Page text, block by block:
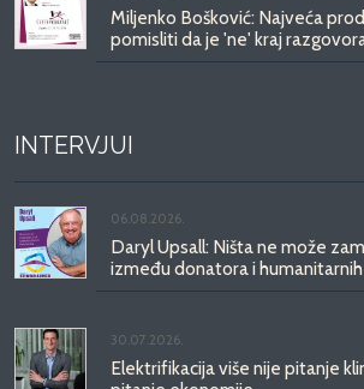
Miljenko Bošković: Najveća
pomisliti da je 'ne' kraj
INTERVJUI
06.08.2026.
Daryl Upsall: Ništa ne može
između donatora i
30.07.2026.
Elektrifikacija više nije pitanje